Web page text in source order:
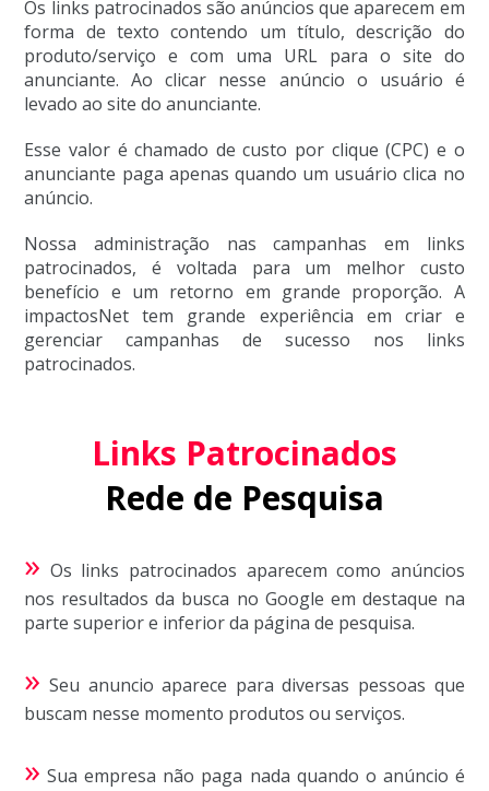
Os links patrocinados são anúncios que aparecem em
forma de texto contendo um título, descrição do
produto/serviço e com uma URL para o site do
anunciante. Ao clicar nesse anúncio o usuário é
levado ao site do anunciante.
Esse valor é chamado de custo por clique (CPC) e o
anunciante paga apenas quando um usuário clica no
anúncio.
Nossa administração nas campanhas em links
patrocinados, é voltada para um melhor custo
benefício e um retorno em grande proporção. A
impactosNet tem grande experiência em criar e
gerenciar campanhas de sucesso nos links
patrocinados.
Links Patrocinados
Rede de Pesquisa
» Os links patrocinados aparecem como anúncios
nos resultados da busca no Google em destaque na
parte superior e inferior da página de pesquisa.
» Seu anuncio aparece para diversas pessoas que
buscam nesse momento produtos ou serviços.
» Sua empresa não paga nada quando o anúncio é